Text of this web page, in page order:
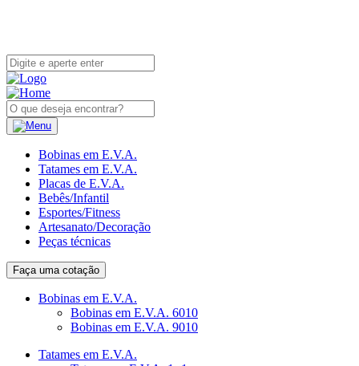
Bobinas em E.V.A.
Tatames em E.V.A.
Placas de E.V.A.
Bebês/Infantil
Esportes/Fitness
Artesanato/Decoração
Peças técnicas
Faça uma cotação
Bobinas em E.V.A.
Bobinas em E.V.A. 6010
Bobinas em E.V.A. 9010
Tatames em E.V.A.